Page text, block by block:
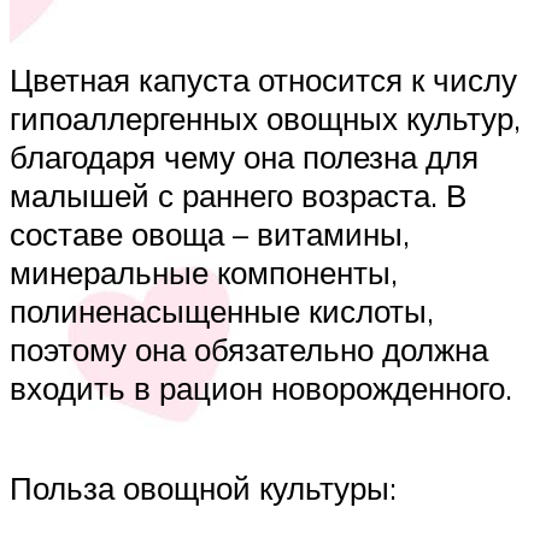
Цветная капуста относится к числу
гипоаллергенных овощных культур,
благодаря чему она полезна для
малышей с раннего возраста. В
составе овоща – витамины,
минеральные компоненты,
полиненасыщенные кислоты,
поэтому она обязательно должна
входить в рацион новорожденного.
Польза овощной культуры: